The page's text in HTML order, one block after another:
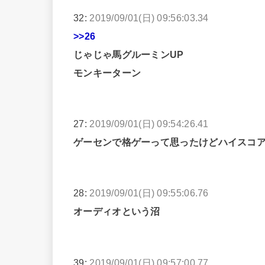
32: 2019/09/01(日) 09:56:03.34
>>26
じゃじゃ馬グルーミンUP
モンキーターン
27: 2019/09/01(日) 09:54:26.41
ゲーセンで格ゲーって思ったけどハイスコ
28: 2019/09/01(日) 09:55:06.76
オーディオという沼
39: 2019/09/01(日) 09:57:00.77